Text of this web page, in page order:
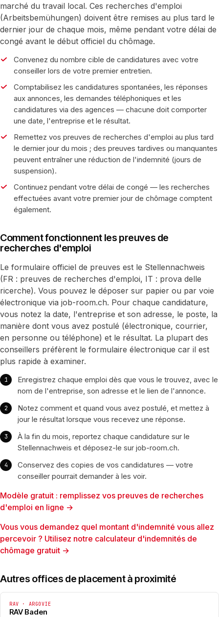
marché du travail local. Ces recherches d'emploi
(Arbeitsbemühungen) doivent être remises au plus tard le
dernier jour de chaque mois, même pendant votre délai de
congé avant le début officiel du chômage.
Convenez du nombre cible de candidatures avec votre
conseiller lors de votre premier entretien.
Comptabilisez les candidatures spontanées, les réponses
aux annonces, les demandes téléphoniques et les
candidatures via des agences — chacune doit comporter
une date, l'entreprise et le résultat.
Remettez vos preuves de recherches d'emploi au plus tard
le dernier jour du mois ; des preuves tardives ou manquantes
peuvent entraîner une réduction de l'indemnité (jours de
suspension).
Continuez pendant votre délai de congé — les recherches
effectuées avant votre premier jour de chômage comptent
également.
Comment fonctionnent les preuves de
recherches d'emploi
Le formulaire officiel de preuves est le Stellennachweis
(FR : preuves de recherches d'emploi, IT : prova delle
ricerche). Vous pouvez le déposer sur papier ou par voie
électronique via job-room.ch. Pour chaque candidature,
vous notez la date, l'entreprise et son adresse, le poste, la
manière dont vous avez postulé (électronique, courrier,
en personne ou téléphone) et le résultat. La plupart des
conseillers préfèrent le formulaire électronique car il est
plus rapide à examiner.
Enregistrez chaque emploi dès que vous le trouvez, avec le
nom de l'entreprise, son adresse et le lien de l'annonce.
Notez comment et quand vous avez postulé, et mettez à
jour le résultat lorsque vous recevez une réponse.
À la fin du mois, reportez chaque candidature sur le
Stellennachweis et déposez-le sur job-room.ch.
Conservez des copies de vos candidatures — votre
conseiller pourrait demander à les voir.
Modèle gratuit : remplissez vos preuves de recherches
d'emploi en ligne →
Vous vous demandez quel montant d'indemnité vous allez
percevoir ? Utilisez notre calculateur d'indemnités de
chômage gratuit →
Autres offices de placement à proximité
RAV · ARGOVIE
RAV Baden